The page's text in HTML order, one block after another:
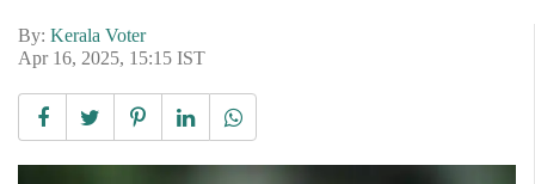
By: Kerala Voter
Apr 16, 2025, 15:15 IST